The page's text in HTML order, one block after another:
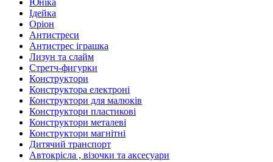
Юніка
Ідейка
Оріон
Антистреси
Антистрес іграшка
Лизун та слайм
Стретч-фигурки
Конструктори
Конструктора електроні
Конструктори для малюків
Конструктори пластикові
Конструктори металеві
Конструктори магнітні
Дитячий транспорт
Автокрісла , візочки та аксесуари